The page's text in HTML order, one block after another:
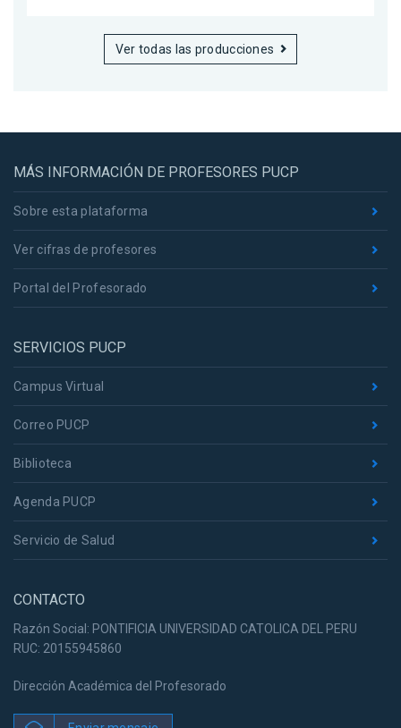
Ver todas las producciones
MÁS INFORMACIÓN DE PROFESORES PUCP
Sobre esta plataforma
Ver cifras de profesores
Portal del Profesorado
SERVICIOS PUCP
Campus Virtual
Correo PUCP
Biblioteca
Agenda PUCP
Servicio de Salud
CONTACTO
Razón Social: PONTIFICIA UNIVERSIDAD CATOLICA DEL PERU
RUC: 20155945860
Dirección Académica del Profesorado